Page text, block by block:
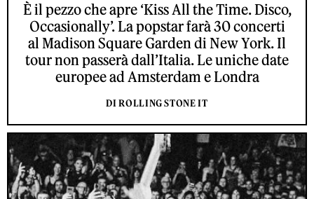
È il pezzo che apre ‘Kiss All the Time. Disco,
Occasionally’. La popstar farà 30 concerti
al Madison Square Garden di New York. Il
tour non passerà dall’Italia. Le uniche date
europee ad Amsterdam e Londra
DI ROLLING STONE IT